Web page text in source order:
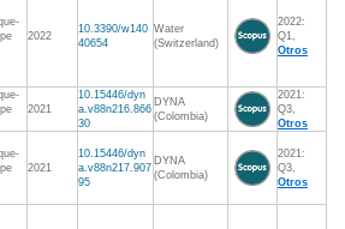
2022
10.3390/w140
40654
Water
(Switzerland)
2022:
Q1,
Otros
2021
10.15446/dyn
a.v88n216.866
30
DYNA
(Colombia)
2021:
Q3,
Otros
2021
10.15446/dyn
a.v88n217.907
95
DYNA
(Colombia)
2021:
Q3,
Otros